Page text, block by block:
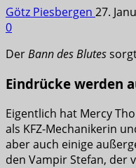
Götz Piesbergen 27.
0
DerBann des Blutes
Eindrücke werden
Eigentlich hat Mercy
als KFZ-Mechanikerin
aber auch einige
den Vampir Stefan, der